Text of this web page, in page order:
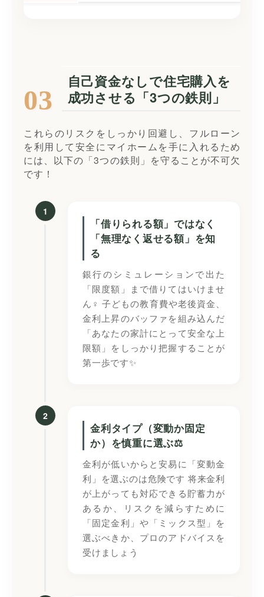
03
自己資金なしで住宅購入を
成功させる「3つの鉄則」
これらのリスクをしっかり回避し、フルローン
を利用して安全にマイホームを手に入れるため
には、以下の「3つの鉄則」を守ることが不可欠
です！
1
「借りられる額」ではなく
「無理なく返せる額」を知
る
銀行のシミュレーションで出た
「限度額」まで借りてはいけませ
ん‍♀️ 子どもの教育費や老後資金、
金利上昇のバッファを組み込んだ
「あなたの家計にとって安全な上
限額」をしっかり把握することが
第一歩です✨
2
金利タイプ（変動か固定
か）を慎重に選ぶ⚖️
金利が低いからと安易に「変動金
利」を選ぶのは危険です 将来金利
が上がっても対応できる貯蓄力が
あるか、リスクを減らすために
「固定金利」や「ミックス型」を
選ぶべきか、プロのアドバイスを
受けましょう‍